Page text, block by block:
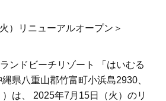
）リニューアルオープン＞
ンドビーチリゾート 「はいむる
県八重山郡竹富町小浜島2930、
は、 2025年7月15日（火）のリ